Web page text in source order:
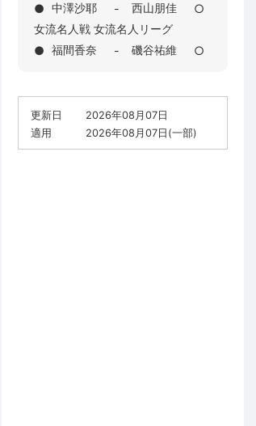
● 中澤沙耶 - 西山朋佳
○
女流名人戦 女流名人リーグ
● 福間香奈 - 磯谷祐維 ○
更新日
2026年08月07日
適用
2026年08月07日(一部)